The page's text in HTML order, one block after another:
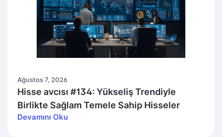
Ağustos 7, 2026
Hisse avcısı #134: Yükseliş Trendiyle
Birlikte Sağlam Temele Sahip Hisseler
Devamını Oku